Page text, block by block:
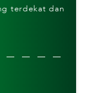
terdekat dan